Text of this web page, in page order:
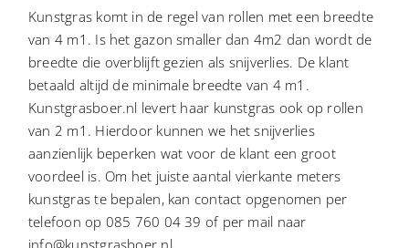
Kunstgras komt in de regel van rollen met een breedte
van 4 m1. Is het gazon smaller dan 4m2 dan wordt de
breedte die overblijft gezien als snijverlies. De klant
betaald altijd de minimale breedte van 4 m1.
Kunstgrasboer.nl levert haar kunstgras ook op rollen
van 2 m1. Hierdoor kunnen we het snijverlies
aanzienlijk beperken wat voor de klant een groot
voordeel is. Om het juiste aantal vierkante meters
kunstgras te bepalen, kan contact opgenomen per
telefoon op 085 760 04 39 of per mail naar